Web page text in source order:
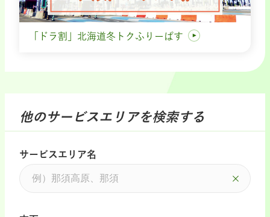
「ドラ割」北海道冬トクふりーぱす
他のサービスエリアを検索する
サービスエリア名